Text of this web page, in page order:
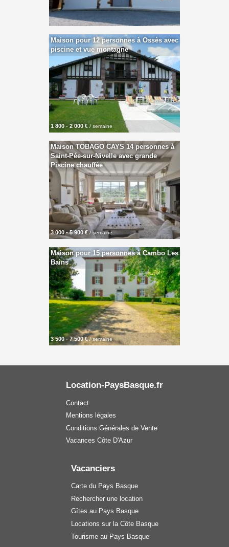
Maison pour 12 personnes à Ossès avec
piscine et vue montagne
1 800 - 2 000 € / semaine
Maison TOBAGO CAYS 14 personnes à
Saint-Pée-sur-Nivelle avec grande
Piscine chauffée
3 000 - 5 900 €/ semaine
Maison pour 15 personnes à Cambo Les
Bains
3 500 - 7 500 €/ semaine
Location-PaysBasque.fr
Contact
Mentions légales
Conditions Générales de Vente
Vacances Côte D'Azur
Vacanciers
Carte du Pays Basque
Rechercher une location
Gîtes au Pays Basque
Locations sur la Côte Basque
Tourisme au Pays Basque